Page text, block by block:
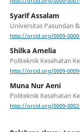
Syarif Assalam
Universitas Pasundan
http://orcid.org/0009-
Shilka Amelia
Politeknik Kesehatan
http://orcid.org/0009-
Muna Nur Aeni
Politeknik Kesehatan
http://orcid.org/0009-0002-